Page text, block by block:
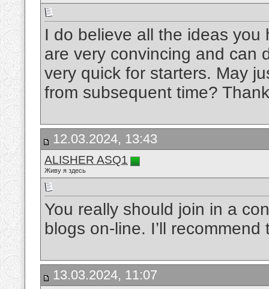
I do believe all the ideas
are very convincing and can
very quick for starters. May
from subsequent time?
12.03.2024, 13:43
ALISHER ASQ1
Живу я здесь
You really should join in a
blogs on-line. I’ll
13.03.2024, 11:07